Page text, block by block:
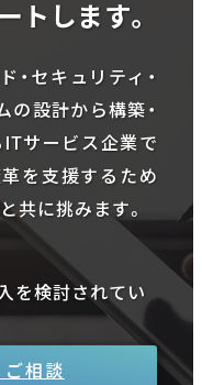
トします。
・セキュリティ・
の設計から構築・
サービス企業で
を支援するため
共に挑みます。
を検討されてい
ご相談